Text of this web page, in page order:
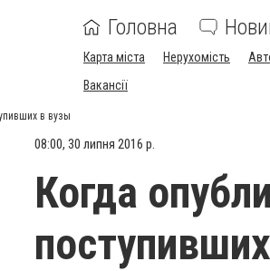
Головна
Карта міста Нерухомість
Вакансії
в вузы
08:00, 30 липня 2016 р.
Когда